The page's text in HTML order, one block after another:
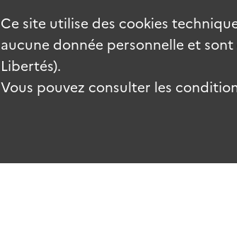
Ce site utilise des cookies
aucune donnée personnelle et
Libertés).
Vous pouvez consulter les